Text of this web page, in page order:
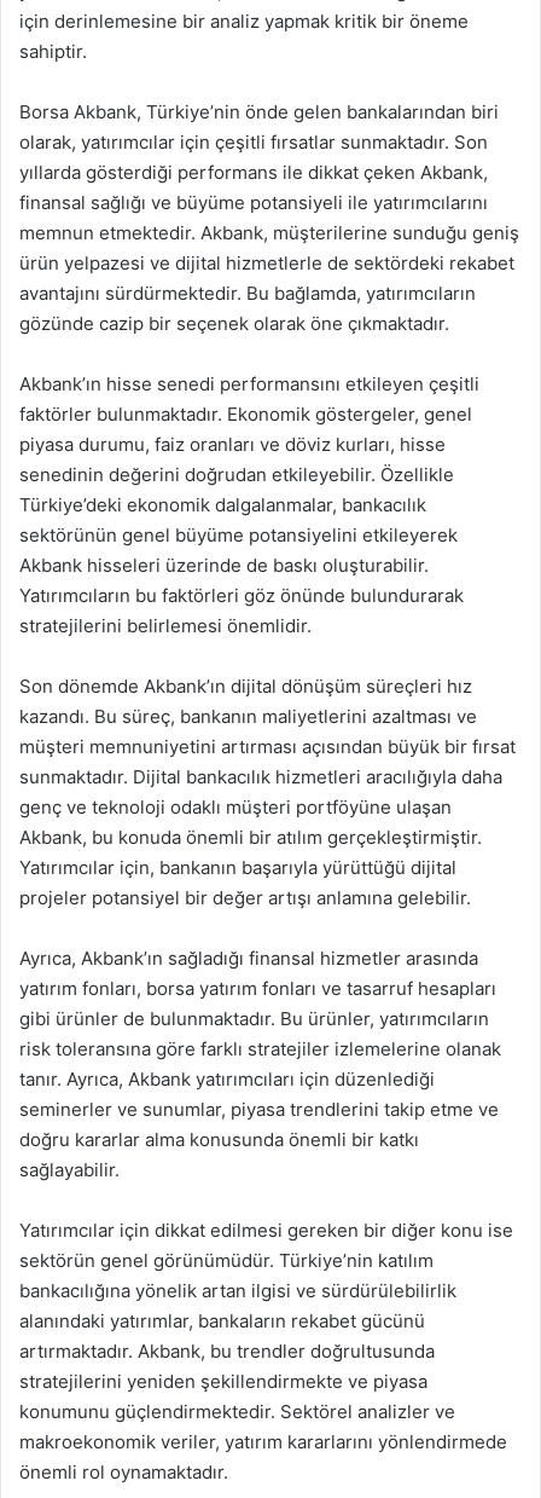
için derinlemesine bir analiz yapmak kritik bir öneme
sahiptir.
Borsa Akbank, Türkiye’nin önde gelen bankalarından biri
olarak, yatırımcılar için çeşitli fırsatlar sunmaktadır. Son
yıllarda gösterdiği performans ile dikkat çeken Akbank,
finansal sağlığı ve büyüme potansiyeli ile yatırımcılarını
memnun etmektedir. Akbank, müşterilerine sunduğu geniş
ürün yelpazesi ve dijital hizmetlerle de sektördeki rekabet
avantajını sürdürmektedir. Bu bağlamda, yatırımcıların
gözünde cazip bir seçenek olarak öne çıkmaktadır.
Akbank’ın hisse senedi performansını etkileyen çeşitli
faktörler bulunmaktadır. Ekonomik göstergeler, genel
piyasa durumu, faiz oranları ve döviz kurları, hisse
senedinin değerini doğrudan etkileyebilir. Özellikle
Türkiye’deki ekonomik dalgalanmalar, bankacılık
sektörünün genel büyüme potansiyelini etkileyerek
Akbank hisseleri üzerinde de baskı oluşturabilir.
Yatırımcıların bu faktörleri göz önünde bulundurarak
stratejilerini belirlemesi önemlidir.
Son dönemde Akbank’ın dijital dönüşüm süreçleri hız
kazandı. Bu süreç, bankanın maliyetlerini azaltması ve
müşteri memnuniyetini artırması açısından büyük bir fırsat
sunmaktadır. Dijital bankacılık hizmetleri aracılığıyla daha
genç ve teknoloji odaklı müşteri portföyüne ulaşan
Akbank, bu konuda önemli bir atılım gerçekleştirmiştir.
Yatırımcılar için, bankanın başarıyla yürüttüğü dijital
projeler potansiyel bir değer artışı anlamına gelebilir.
Ayrıca, Akbank’ın sağladığı finansal hizmetler arasında
yatırım fonları, borsa yatırım fonları ve tasarruf hesapları
gibi ürünler de bulunmaktadır. Bu ürünler, yatırımcıların
risk toleransına göre farklı stratejiler izlemelerine olanak
tanır. Ayrıca, Akbank yatırımcıları için düzenlediği
seminerler ve sunumlar, piyasa trendlerini takip etme ve
doğru kararlar alma konusunda önemli bir katkı
sağlayabilir.
Yatırımcılar için dikkat edilmesi gereken bir diğer konu ise
sektörün genel görünümüdür. Türkiye’nin katılım
bankacılığına yönelik artan ilgisi ve sürdürülebilirlik
alanındaki yatırımlar, bankaların rekabet gücünü
artırmaktadır. Akbank, bu trendler doğrultusunda
stratejilerini yeniden şekillendirmekte ve piyasa
konumunu güçlendirmektedir. Sektörel analizler ve
makroekonomik veriler, yatırım kararlarını yönlendirmede
önemli rol oynamaktadır.